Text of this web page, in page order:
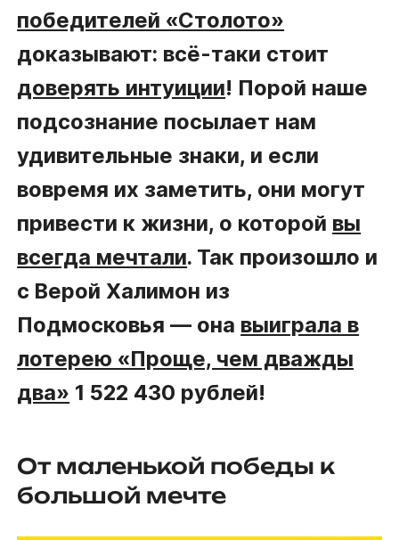
победителей «Столото»
доказывают: всё-таки стоит
доверять интуиции! Порой наше
подсознание посылает нам
удивительные знаки, и если
вовремя их заметить, они могут
привести к жизни, о которой вы
всегда мечтали. Так произошло и
с Верой Халимон из
Подмосковья — она выиграла в
лотерею «Проще, чем дважды
два» 1 522 430 рублей!
От маленькой победы к
большой мечте